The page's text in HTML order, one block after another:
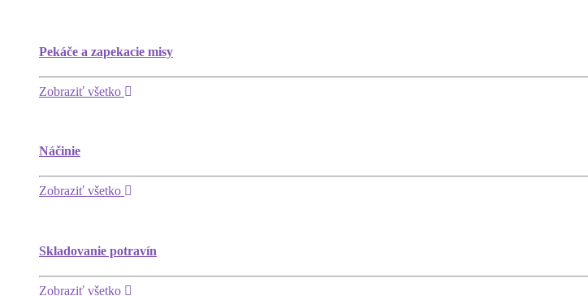
Pekáče a zapekacie misy
Zobraziť všetko
Náčinie
Zobraziť všetko
Skladovanie potravín
Zobraziť všetko